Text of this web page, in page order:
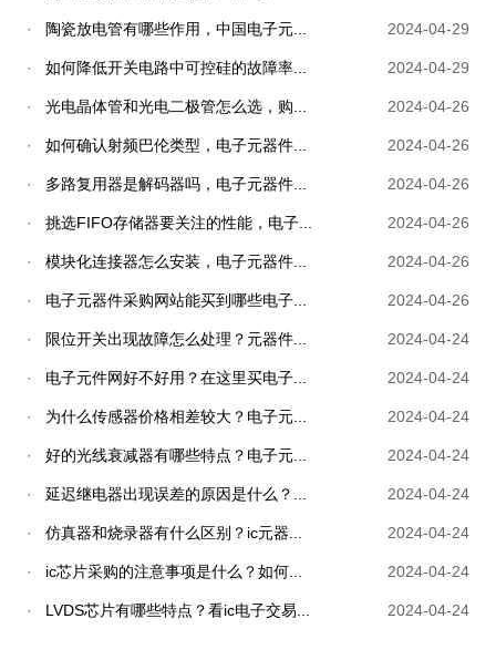
· 陶瓷放电管有哪些作用，中国电子元... 2024-04-29
· 如何降低开关电路中可控硅的故障率... 2024-04-29
· 光电晶体管和光电二极管怎么选，购... 2024-04-26
· 如何确认射频巴伦类型，电子元器件... 2024-04-26
· 多路复用器是解码器吗，电子元器件... 2024-04-26
· 挑选FIFO存储器要关注的性能，电子... 2024-04-26
· 模块化连接器怎么安装，电子元器件... 2024-04-26
· 电子元器件采购网站能买到哪些电子... 2024-04-26
· 限位开关出现故障怎么处理？元器件... 2024-04-24
· 电子元件网好不好用？在这里买电子... 2024-04-24
· 为什么传感器价格相差较大？电子元... 2024-04-24
· 好的光线衰减器有哪些特点？电子元... 2024-04-24
· 延迟继电器出现误差的原因是什么？... 2024-04-24
· 仿真器和烧录器有什么区别？ic元器... 2024-04-24
· ic芯片采购的注意事项是什么？如何... 2024-04-24
· LVDS芯片有哪些特点？看ic电子交易... 2024-04-24